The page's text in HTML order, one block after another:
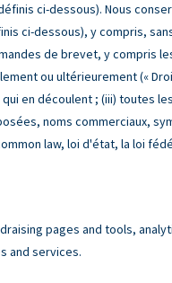
ci-dessous). Nous
ci-dessous), y compris,
de brevet, y compris
ou ultérieurement («
en découlent ; (iii) toutes
noms commerciaux,
law, loi d'état, la loi
pages and tools,
and services.